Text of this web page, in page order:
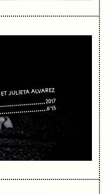
JULIETA ALVAREZ
2017
6'15